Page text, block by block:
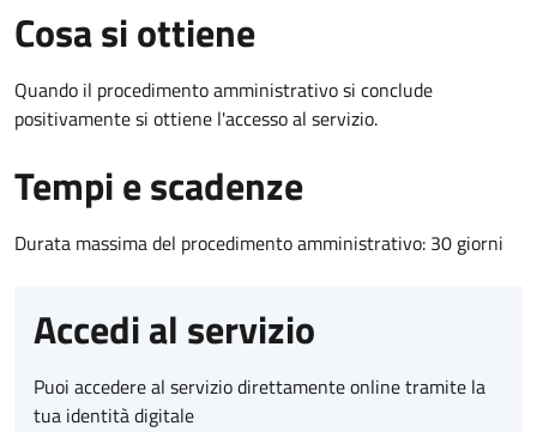
Cosa si ottiene
Quando il procedimento amministrativo si conclude
positivamente si ottiene l'accesso al servizio.
Tempi e scadenze
Durata massima del procedimento amministrativo: 30 giorni
Accedi al servizio
Puoi accedere al servizio direttamente online tramite la
tua identità digitale